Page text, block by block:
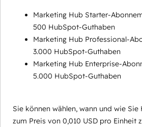
Marketing Hub Starter-
500 HubSpot-Guthaben
Marketing Hub Professional-
3.000 HubSpot-Guthaben
Marketing Hub Enterprise-
5.000 HubSpot-Guthaben
Sie können wählen, wann und wie
zum Preis von 0,010 USD pro Einheit